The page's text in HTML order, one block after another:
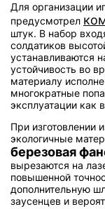
Для организации
предусмотрел
штук. В набор
солдатиков
устанавливаются
устойчивость во
материалу
многократные
эксплуатации как
При изготовлении
экологичные
березовая
вырезаются на
повышенной
дополнительную
заусенцев и